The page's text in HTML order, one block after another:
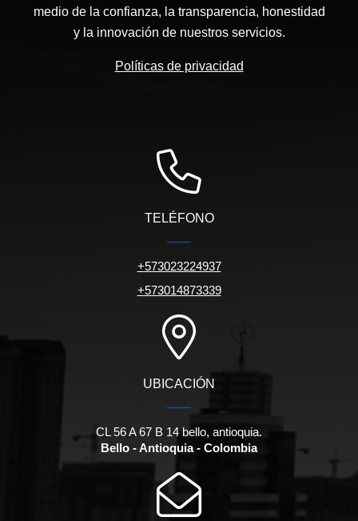
medio de la confianza, la transparencia, honestidad
y la innovación de nuestros servicios.
Políticas de privacidad
TELÉFONO
+573023224937
+573014873339
UBICACIÓN
CL 56 A 67 B 14 bello, antioquia.
Bello - Antioquia - Colombia